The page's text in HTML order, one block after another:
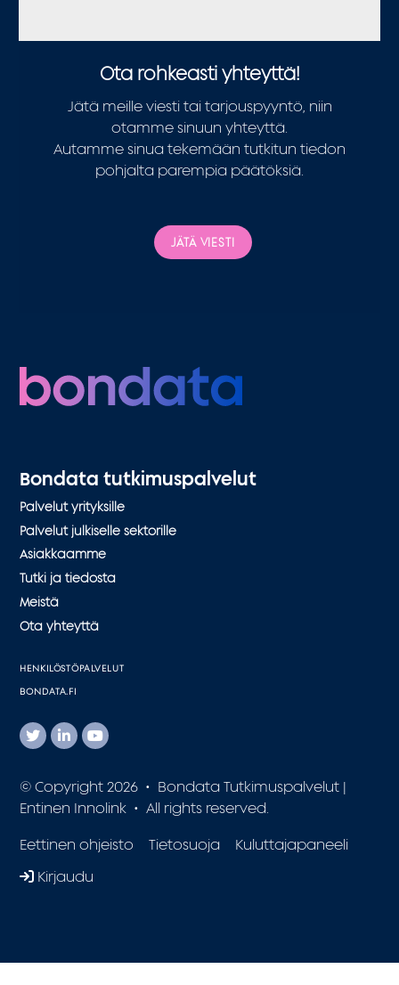
Ota rohkeasti yhteyttä!
Jätä meille viesti tai tarjouspyyntö, niin
otamme sinuun yhteyttä.
Autamme sinua tekemään tutkitun tiedon
pohjalta parempia päätöksiä.
JÄTÄ VIESTI
Bondata tutkimuspalvelut
Palvelut yrityksille
Palvelut julkiselle sektorille
Asiakkaamme
Tutki ja tiedosta
Meistä
Ota yhteyttä
HENKILÖSTÖPALVELUT
BONDATA.FI
© Copyright 2026 • Bondata Tutkimuspalvelut |
Entinen Innolink • All rights reserved.
Eettinen ohjeisto Tietosuoja
Kuluttajapaneeli
Kirjaudu